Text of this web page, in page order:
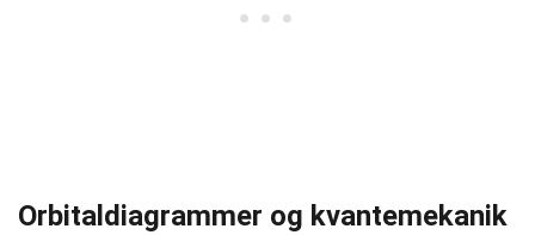
Orbitaldiagrammer og kvantemekanik